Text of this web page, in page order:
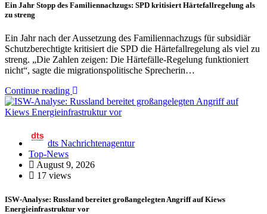
Ein Jahr Stopp des Familiennachzugs: SPD kritisiert Härtefallregelung als
zu streng
Ein Jahr nach der Aussetzung des Familiennachzugs für subsidiär
Schutzberechtigte kritisiert die SPD die Härtefallregelung als viel zu
streng. „Die Zahlen zeigen: Die Härtefälle-Regelung funktioniert
nicht“, sagte die migrationspolitische Sprecherin…
Continue reading
dts Nachrichtenagentur
Top-News
August 9, 2026
17 views
ISW-Analyse: Russland bereitet großangelegten Angriff auf Kiews
Energieinfrastruktur vor